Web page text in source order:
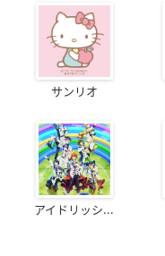
サンリオ
アイドリッシ...